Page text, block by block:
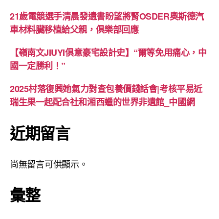
21歲電競選手清晨發遺書盼望將腎OSDER奧斯德汽
車材料臟移植給父親，俱樂部回應
【嶺南文JIUYI俱意豪宅設計史】“爾等免用痛心，中
國一定勝利！”
2025村落復興她氣力對查包養價錢話會|考核平易近
瑞生果一起配合社和湘西蠟的世界非遺館_中國網
近期留言
尚無留言可供顯示。
彙整